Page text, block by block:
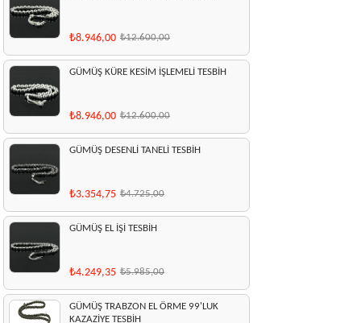
₺8.946,00 ₺12.600,00
GÜMÜŞ KÜRE KESİM İŞLEMELİ TESBİH
₺8.946,00 ₺12.600,00
GÜMÜŞ DESENLİ TANELİ TESBİH
₺3.354,75 ₺4.725,00
GÜMÜŞ EL İŞİ TESBİH
₺4.249,35 ₺5.985,00
GÜMÜŞ TRABZON EL ÖRME 99'LUK
KAZAZİYE TESBİH